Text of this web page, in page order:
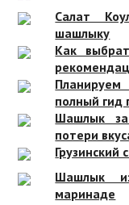
Салат
шашлыку
Как
полный гид
Шашлык
потери
Грузинский
Шашлык
маринаде